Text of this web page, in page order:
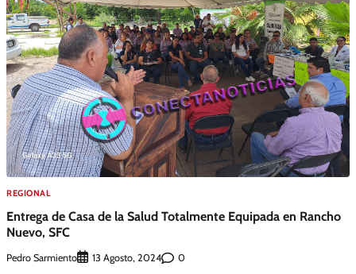
REGIONAL
Entrega de Casa de la Salud Totalmente Equipada en Rancho
Nuevo, SFC
Pedro Sarmiento 13 Agosto, 2024 0